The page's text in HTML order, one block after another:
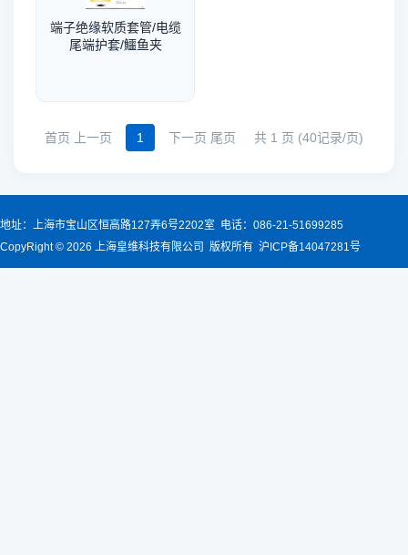
端子绝缘软质套管/电缆
尾端护套/鱷鱼夹
首页 上一页 1 下一页 尾页 共 1 页 (40记录/页)
地址：上海市宝山区恒高路127弄6号2202室 电话：086-21-51699285
CopyRight © 2026 上海皇维科技有限公司 版权所有 沪ICP备14047281号